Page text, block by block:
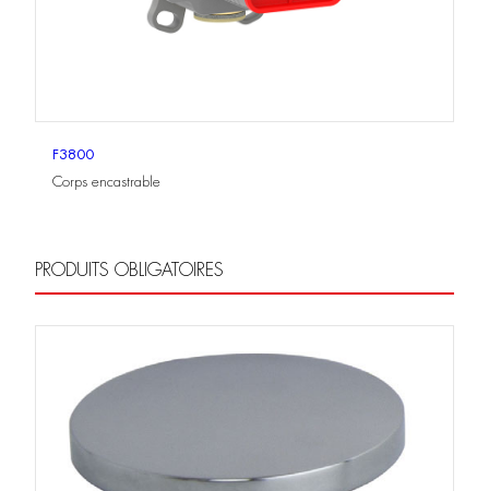
F3800
Corps encastrable
PRODUITS OBLIGATOIRES